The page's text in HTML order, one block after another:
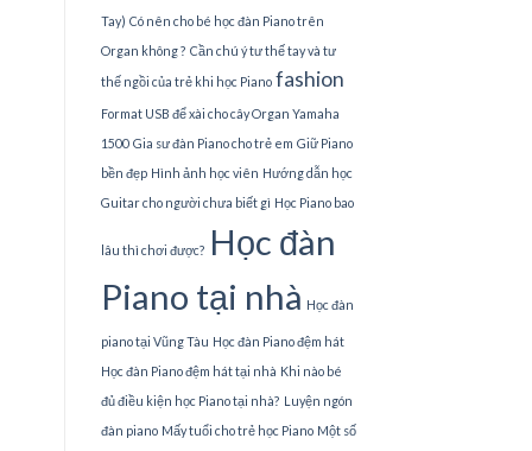
Tay) Có nên cho bé học đàn Piano trên
Organ không ? Cần chú ý tư thế tay và tư
thế ngồi của trẻ khi học Piano fashion
Format USB để xài cho cây Organ Yamaha
1500 Gia sư đàn Piano cho trẻ em Giữ Piano
bền đẹp Hình ảnh học viên Hướng dẫn học
Guitar cho người chưa biết gì Học Piano bao
lâu thì chơi được? Học đàn
Piano tại nhà Học đàn
piano tại Vũng Tàu Học đàn Piano đệm hát
Học đàn Piano đệm hát tại nhà Khi nào bé
đủ điều kiện học Piano tại nhà? Luyện ngón
đàn piano Mấy tuổi cho trẻ học Piano Một số